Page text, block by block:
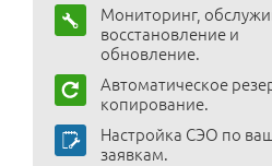
Мониторинг,
восстановление и
обновление.
Автоматическое
копирование.
Настройка СЭО по
заявкам.